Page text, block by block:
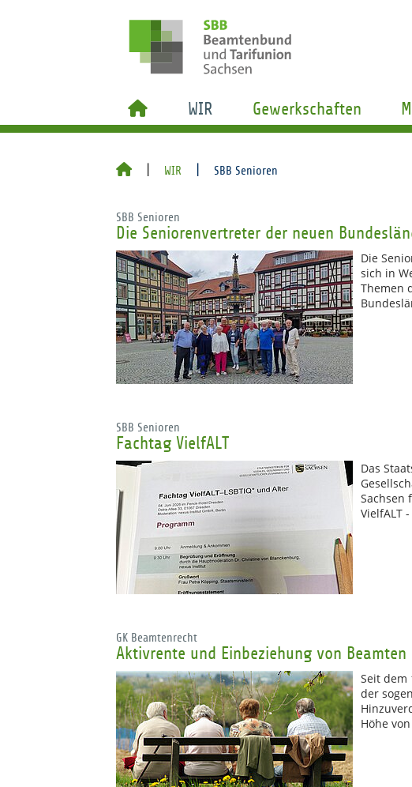
WIR Gewerkschaften
WIR SBB Senioren
SBB Senioren
Die Seniorenvertreter der neuen
Die
sich in
Themen
SBB Senioren
Fachtag VielfALT
Das
Sachsen
VielfALT
GK Beamtenrecht
Aktivrente und Einbeziehung von Beamten
Seit dem
der
Höhe